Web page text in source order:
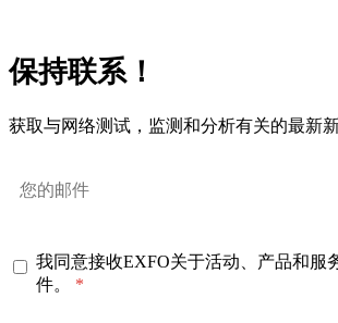
保持联系！
获取与网络测试，监测和分析有关的最新新
我同意接收EXFO关于活动、产品和服
件。